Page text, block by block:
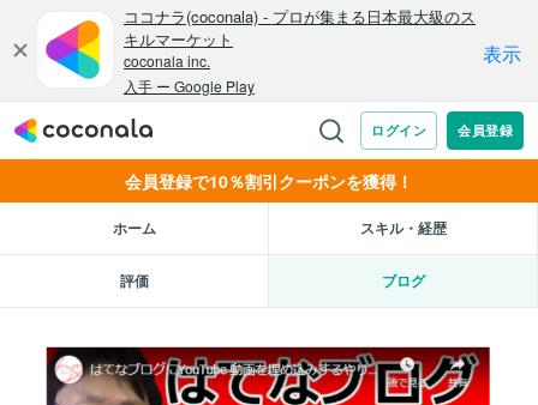
会員登録で10％割引クーポンを獲得！
ホーム スキル・経歴
評価 ブログ